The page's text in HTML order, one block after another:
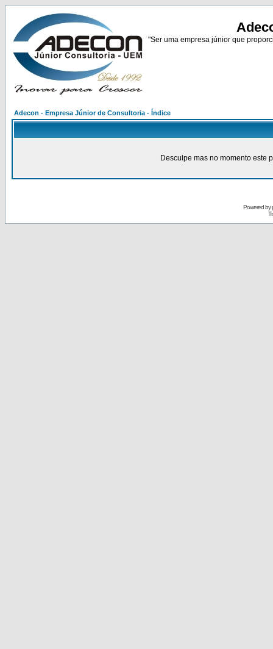
"Ser uma empresa júnior que
Adecon - Empresa Júnior de Consultoria - Índice
Desculpe mas no momento este
Powered by